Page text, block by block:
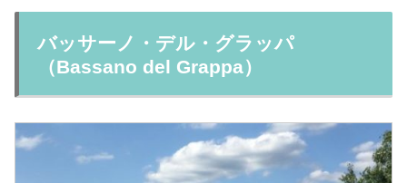
バッサーノ・デル・グラッパ
（Bassano del Grappa）